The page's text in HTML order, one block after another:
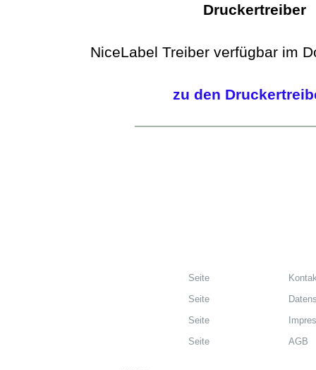
Druckertreiber
NiceLabel Treiber verfügbar im
zu den
Seite
Seite
Seite
Seite
AGB